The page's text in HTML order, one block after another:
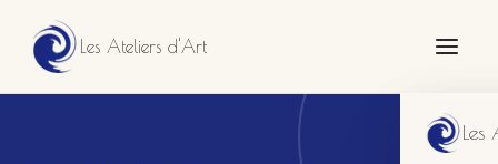
Les Ateliers d'Art
Les